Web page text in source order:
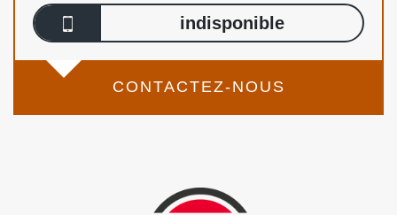
indisponible
CONTACTEZ-NOUS